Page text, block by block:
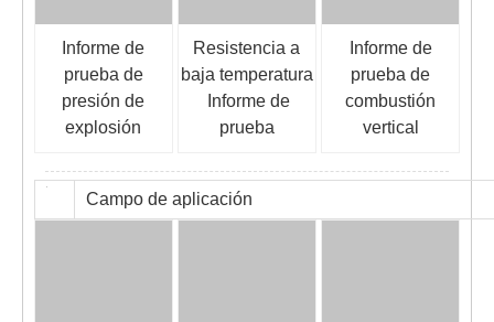
Informe de
prueba de
presión de
explosión
Resistencia a
baja temperatura
Informe de
prueba
Informe de
prueba de
combustión
vertical
Campo de aplicación